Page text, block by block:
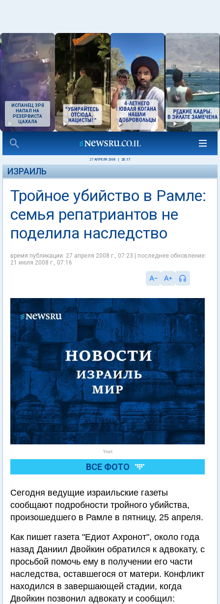
ИСПАНЕЦ ЗРЯ
НАПАЛ НА
РЕЗЕРВИСТА
ЦАХАЛА
27 АПРЕЛЯ 2008 20:17
ИЗРАИЛЬ
Тройное убийство в Рамле:
семья репатриантов не
поделила наследство
время публикации: 27 апреля 2008 г., 07:23 | последнее обновление:
21 июля 2008 г., 07:16
Ynet
ВСЕ ФОТО
Сегодня ведущие израильские газеты
сообщают подробности тройного убийства,
произошедшего в Рамле в пятницу, 25 апреля.
Как пишет газета "Едиот Ахронот", около года
назад Даниил Двойкин обратился к адвокату, с
просьбой помочь ему в получении его части
наследства, оставшегося от матери. Конфликт
находился в завершающей стадии, когда
Двойкин позвонил адвокату и сообщил: